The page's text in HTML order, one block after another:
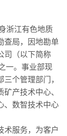
浙江有色地质
查局，因地勘单
司（以下简称
一。事业部现
个管理部门，
产技术中心、
、数智技术中心
术服务，为客户